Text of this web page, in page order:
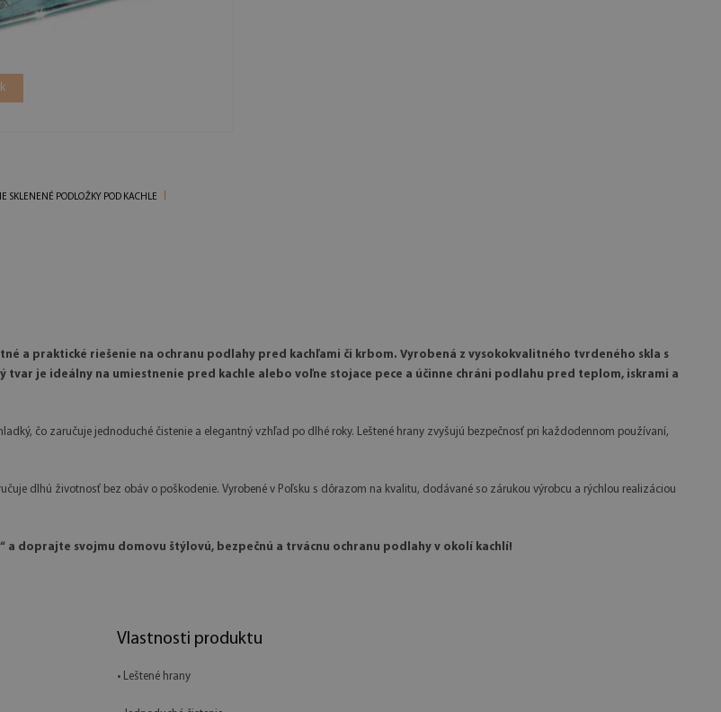
SKLENENÉ PODLOŽKY POD KACHLE
a praktické riešenie na ochranu podlahy pred kachľami či krbom. Vyrobená z vysokokvalitného tvrdeného skla s
je ideálny na umiestnenie pred kachle alebo voľne stojace pece a účinne chráni podlahu pred teplom, iskrami a
čo zaručuje jednoduché čistenie a elegantný vzhľad po dlhé roky. Leštené hrany zvyšujú bezpečnosť pri každodennom používaní,
dlhú životnosť bez obáv o poškodenie. Vyrobené v Poľsku s dôrazom na kvalitu, dodávané so zárukou výrobcu a rýchlou realizáciou
doprajte svojmu domovu štýlovú, bezpečnú a trvácnu ochranu podlahy v okolí kachlí!
Vlastnosti produktu
• Leštené hrany